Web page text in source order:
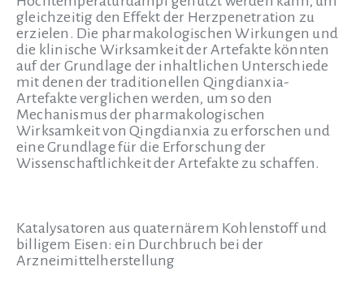
gleichzeitig den Effekt der Herzpenetration zu
erzielen. Die pharmakologischen Wirkungen und
die klinische Wirksamkeit der Artefakte könnten
auf der Grundlage der inhaltlichen Unterschiede
mit denen der traditionellen Qingdianxia-
Artefakte verglichen werden, um so den
Mechanismus der pharmakologischen
Wirksamkeit von Qingdianxia zu erforschen und
eine Grundlage für die Erforschung der
Wissenschaftlichkeit der Artefakte zu schaffen.
Katalysatoren aus quaternärem Kohlenstoff und
billigem Eisen: ein Durchbruch bei der
Arzneimittelherstellung